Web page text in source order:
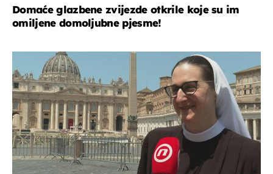
Domaće glazbene zvijezde otkrile koje su im
omiljene domoljubne pjesme!